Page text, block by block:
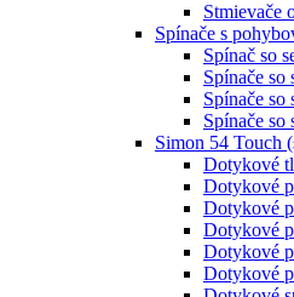
Stmievače
Spínače s
Spínač so
Spínače
Spínače so
Spínače so
Simon 54 Touch
Dotykové
Dotykové
Dotykové
Dotykové
Dotykové
Dotykové